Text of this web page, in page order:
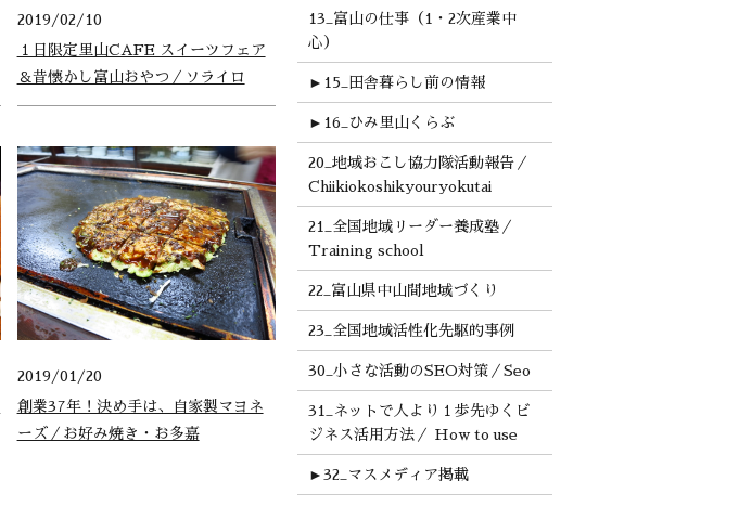
2019/02/10
１日限定里山CAFE スイーツフェア
＆昔懐かし富山おやつ／ソライロ
2019/01/20
創業37年！決め手は、自家製マヨネ
ーズ／お好み焼き・お多嘉
13_富山の仕事（1・2次産業中
心）
► 15_田舎暮らし前の情報
► 16_ひみ里山くらぶ
20_地域おこし協力隊活動報告／
Chiikiokoshikyouryokutai
21_全国地域リーダー養成塾／
Training school
22_富山県中山間地域づくり
23_全国地域活性化先駆的事例
30_小さな活動のSEO対策／Seo
31_ネットで人より１歩先ゆくビ
ジネス活用方法／ How to use
► 32_マスメディア掲載